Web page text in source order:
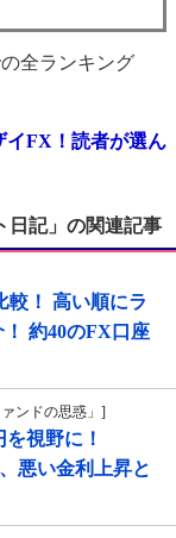
全ランキング
イFX！読者が選ん
日記」の関連記事
較！ 高い順にラ
約40のFX口座
ンドの思惑」]
視野に！
悪い金利上昇と